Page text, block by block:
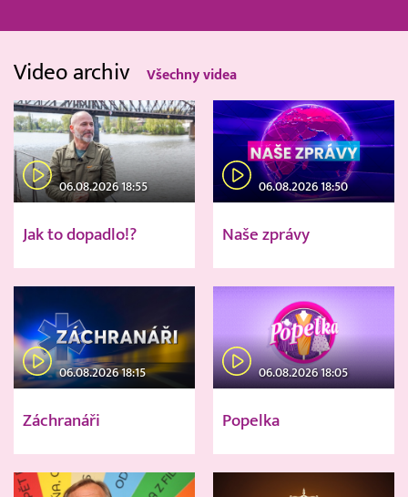
Video archiv Všechny videa
06.08.2026 18:55
Jak to dopadlo!?
06.08.2026 18:50
Naše zprávy
06.08.2026 18:15
Záchranáři
06.08.2026 18:05
Popelka